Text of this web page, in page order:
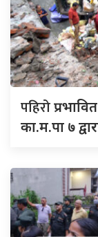
पहिरो
का.म.पा ७